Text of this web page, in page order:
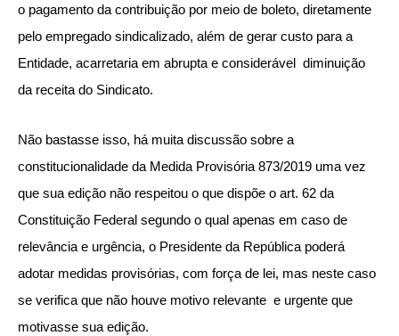
o pagamento da contribuição por meio de boleto, diretamente
pelo empregado sindicalizado, além de gerar custo para a
Entidade, acarretaria em abrupta e considerável diminuição
da receita do Sindicato.
Não bastasse isso, há muita discussão sobre a
constitucionalidade da Medida Provisória 873/2019 uma vez
que sua edição não respeitou o que dispõe o art. 62 da
Constituição Federal segundo o qual apenas em caso de
relevância e urgência, o Presidente da República poderá
adotar medidas provisórias, com força de lei, mas neste caso
se verifica que não houve motivo relevante e urgente que
motivasse sua edição.